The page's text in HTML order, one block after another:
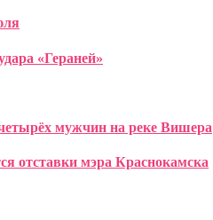
«Гераней»
мужчин на реке Вишера
отставки мэра Краснокамска